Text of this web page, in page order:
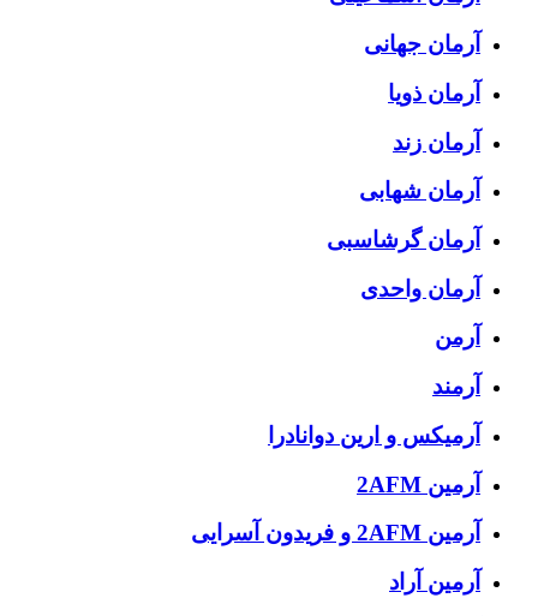
آرمان جهانی
آرمان ذویا
آرمان زند
آرمان شهابی
آرمان گرشاسبی
آرمان واحدی
آرمن
آرمند
آرمیکس و ارین دوانادرا
آرمین 2AFM
آرمین 2AFM و فریدون آسرایی
آرمین آراد